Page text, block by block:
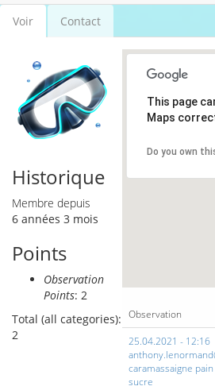
Onglets principaux
Voir (onglet
actif)
Contact
Historique
Membre depuis
6 années 3 mois
Points
Observation
Points: 2
Total (all categories):
2
This page
Maps
Do you own
Observation
25.04.2021 - 12:16
caramassaigne
sucre